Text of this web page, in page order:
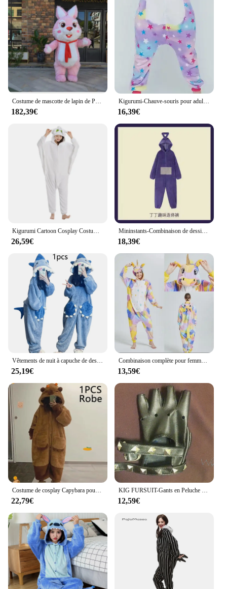
Costume de mascotte de lapin de Pâques gonflable pour adultes, robe de cosplay amusante, lapin mignon, gris, rouge, sauter, haute qualité, 2m, 2024 m, 2.6
182,39€
Kigurumi-Chauve-souris pour adultes, chat requin kangourou UY79
16,39€
Kigurumi Cartoon Cosplay Costume pour femme, Glutnel Onesies, Animal Pyjama, Homewear pour la fête de Noël, Nouveau
26,59€
Mininstants-Combinaison de dessin animé Teletubbies pour adultes, grenouillère, pyjama, vêtements une pièce, cosplay, cadeau, animal, nouveau
18,39€
Vêtements de nuit à capuche de dessin animé pour femmes, pyjama de cosplay d'hiver, combinaison de requin mignon, vêtements de détente pour la fête de Noël, Kigurumi, Nairobi, Orn
25,19€
Combinaison complète pour femme, vêtements de nuit, combinaison, pyjama, animal, Kigurumi, Nairobi, Orn, requin imbibé, tambours, olympiques, adulte, glouton, hiver
13,59€
Costume de cosplay Capybara pour adultes, chemise de nuit Anime, pyjama de dessin animé d'Halloween, vêtements de nuit, Kigurumi, Nairobi, Orn Onesie, hiver
22,79€
KIG FURSUIT-Gants en Peluche Multicolores pour Cosplay, Griffe, Noir, Blanc, Mignon, Cool, Cadeau de ix, Été
12,59€